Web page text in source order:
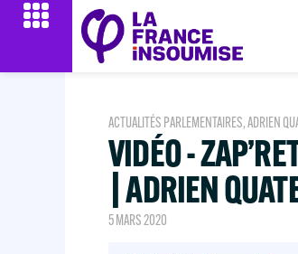
ACTUALITÉS PARLEMENTAIRES,ADRIEN
VIDÉO -
| ADRIEN
5 MARS 2020